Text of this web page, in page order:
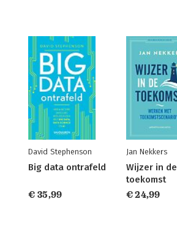
David Stephenson
Big data ontrafeld
€ 35,99
Jan Nekkers
Wijzer in de
toekomst
€ 24,99